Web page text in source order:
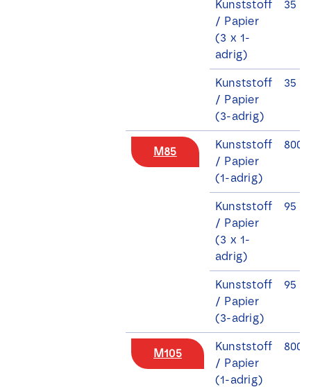
Kunststoff
/ Papier
(3 x 1-
adrig)
35 -
Kunststoff
/ Papier
(3-adrig)
35 -
M85
Kunststoff
/ Papier
(1-adrig)
800
Kunststoff
/ Papier
(3 x 1-
adrig)
95 -
Kunststoff
/ Papier
(3-adrig)
95 -
M105
Kunststoff
/ Papier
(1-adrig)
800